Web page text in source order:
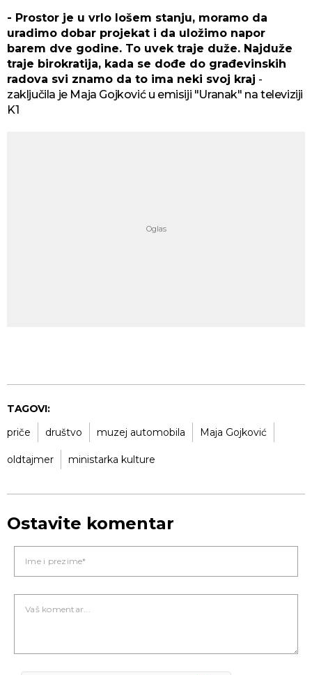
- Prostor je u vrlo lošem stanju, moramo da
uradimo dobar projekat i da uložimo napor
barem dve godine. To uvek traje duže. Najduže
traje birokratija, kada se dođe do građevinskih
radova svi znamo da to ima neki svoj kraj -
zaključila je Maja Gojković u emisiji "Uranak" na televiziji
K1
TAGOVI:
priče
društvo muzej automobila Maja Gojković
oldtajmer ministarka kulture
Ostavite komentar